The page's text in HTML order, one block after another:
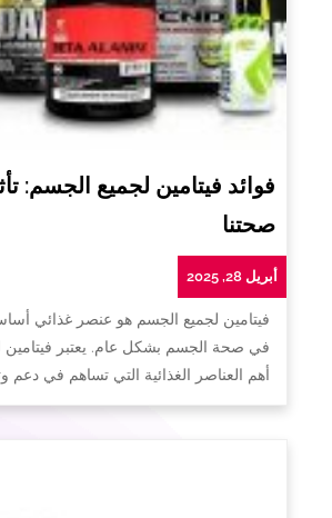
فوائد فيتامين لجميع الجسم:
صحتنا
أبريل 28, 2025
فيتامين لجميع الجسم هو عنصر غذائي
في صحة الجسم بشكل عام. يعتبر
أهم العناصر الغذائية التي تساهم في دعم